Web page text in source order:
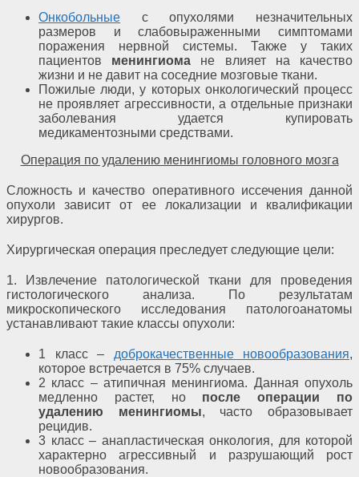
Онкобольные с опухолями незначительных
размеров и слабовыраженными симптомами
поражения нервной системы. Также у таких
пациентов менингиома не влияет на качество
жизни и не давит на соседние мозговые ткани.
Пожилые люди, у которых онкологический процесс
не проявляет агрессивности, а отдельные признаки
заболевания удается купировать
медикаментозными средствами.
Операция по удалению менингиомы головного мозга
Сложность и качество оперативного иссечения данной
опухоли зависит от ее локализации и квалификации
хирургов.
Хирургическая операция преследует следующие цели:
1. Извлечение патологической ткани для проведения
гистологического анализа. По результатам
микроскопического исследования патологоанатомы
устанавливают такие классы опухоли:
1 класс – доброкачественные новообразования,
которое встречается в 75% случаев.
2 класс – атипичная менингиома. Данная опухоль
медленно растет, но после операции по
удалению менингиомы,
часто образовывает
рецидив.
3 класс – анапластическая онкология, для которой
характерно агрессивный и разрушающий рост
новообразования.